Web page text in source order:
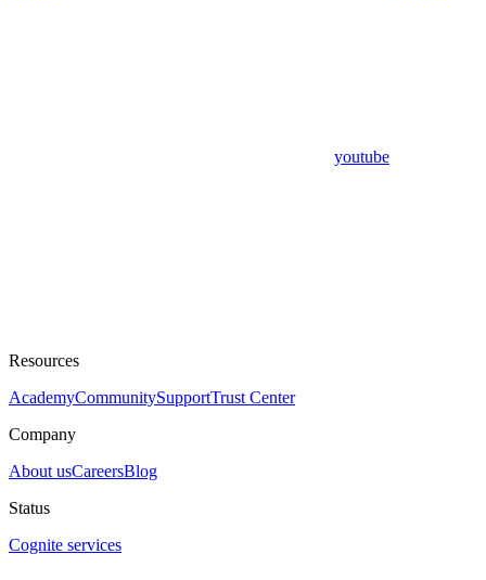
youtube
Resources
AcademyCommunitySupportTrust Center
Company
About usCareersBlog
Status
Cognite services